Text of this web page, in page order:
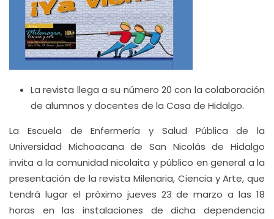
La revista llega a su número 20 con la colaboración
de alumnos y docentes de la Casa de Hidalgo.
La Escuela de Enfermería y Salud Pública de la
Universidad Michoacana de San Nicolás de Hidalgo
invita a la comunidad nicolaita y público en general a la
presentación de la revista Milenaria, Ciencia y Arte, que
tendrá lugar el próximo jueves 23 de marzo a las 18
horas en las instalaciones de dicha dependencia